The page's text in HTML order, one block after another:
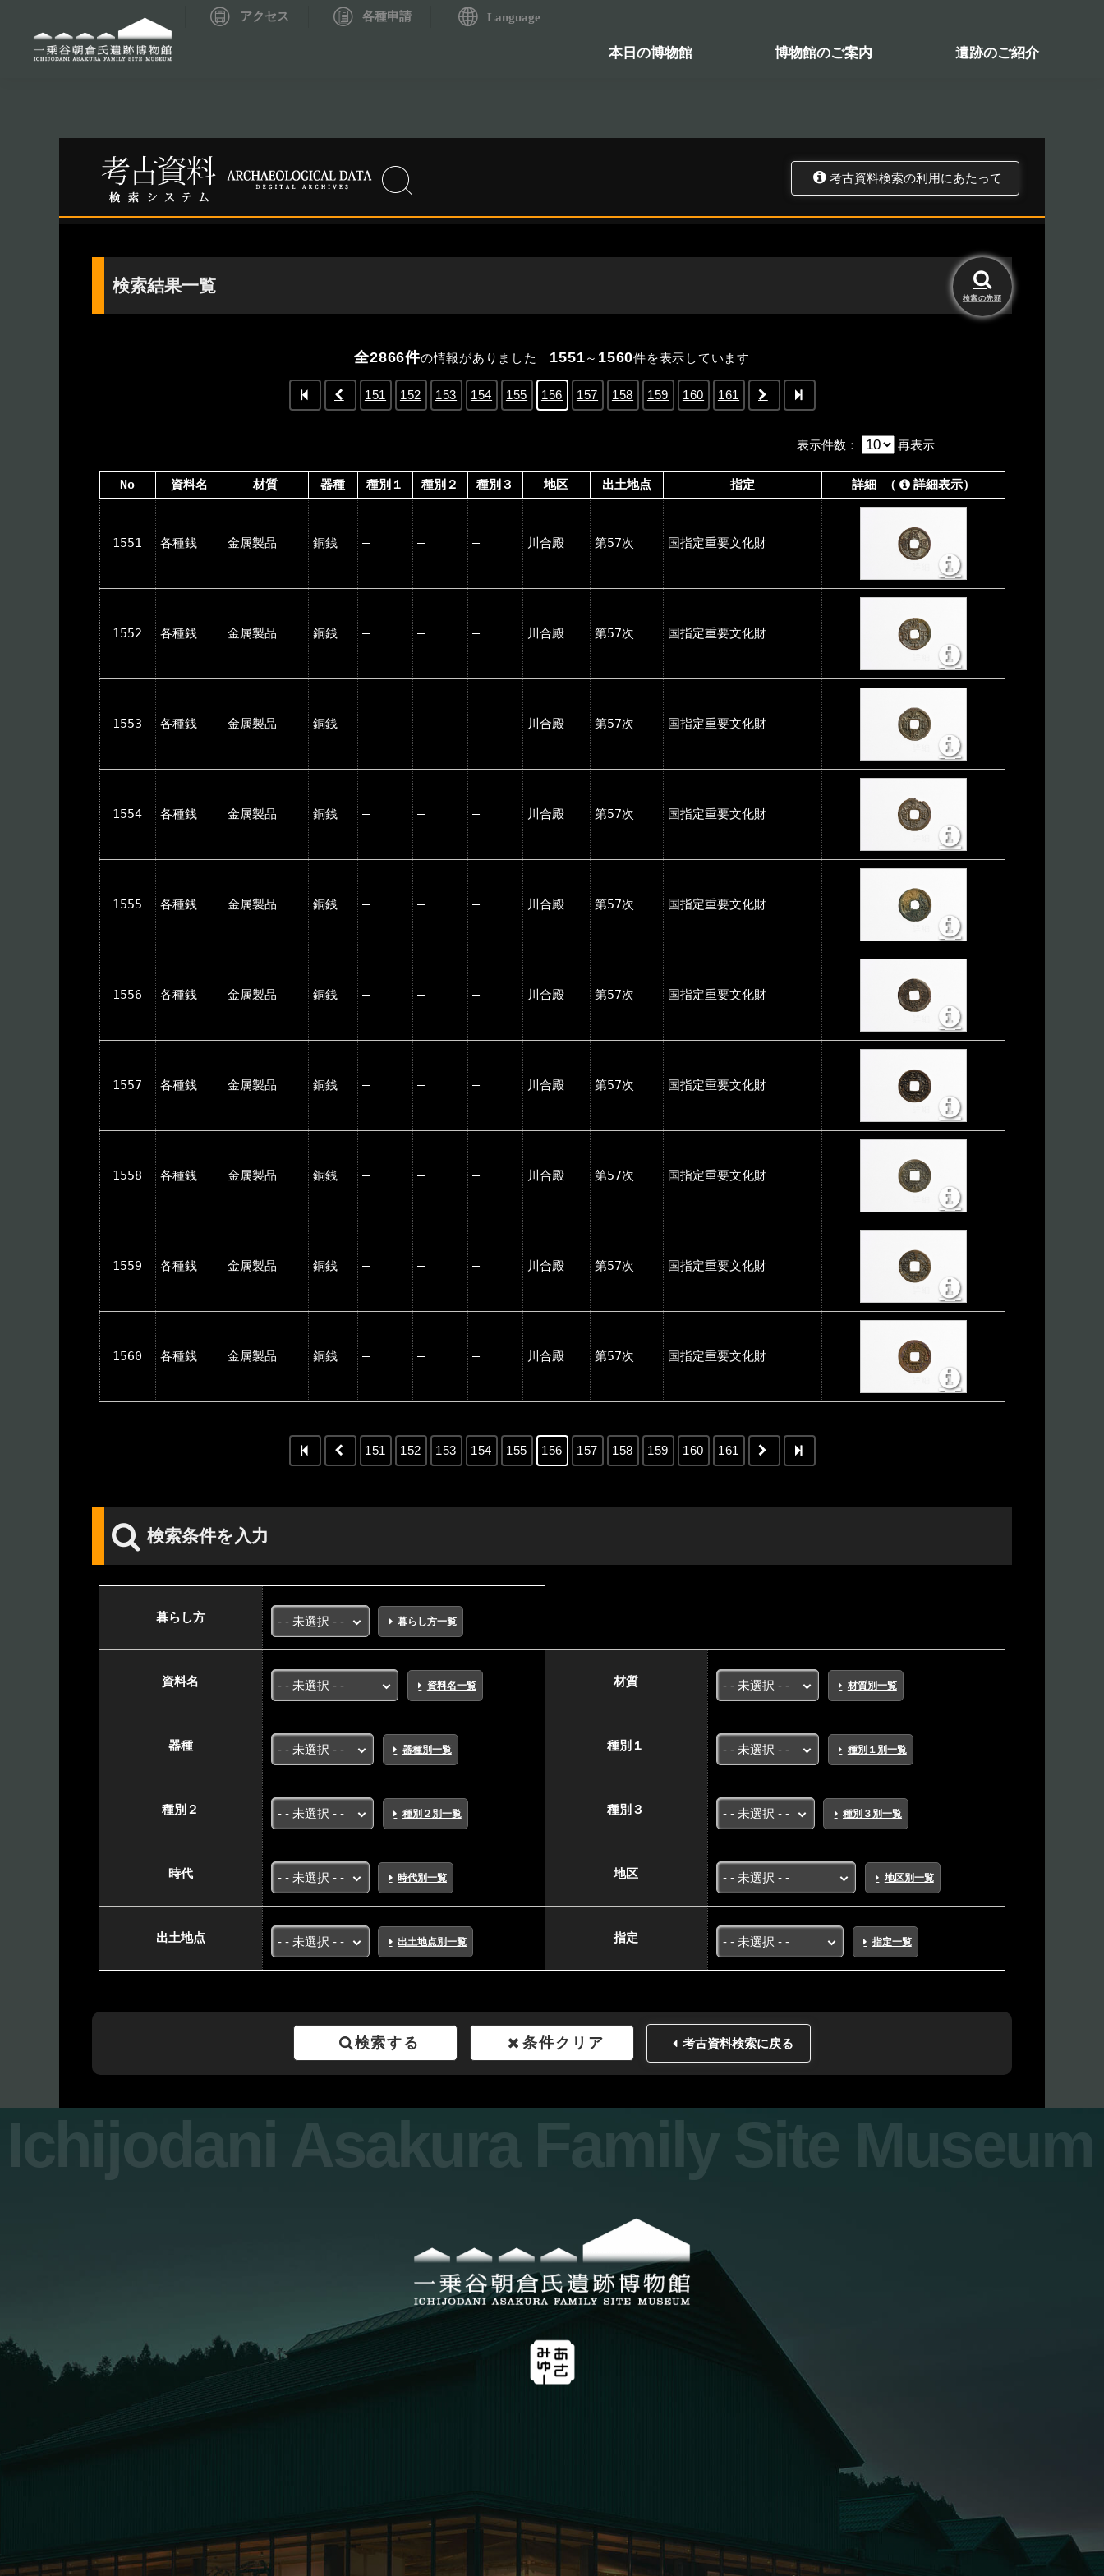
アクセス 各種申請 Language
本日の博物館 博物館のご案内 遺跡のご紹介
資料データベーストップ 考古資料検索システム 歴史資料検索システム
トップ 資料データベース 考古資料検索
考古資料検索の利用にあたって
検索の先頭
検索結果一覧
全2866件の情報がありました 1551～ 1560件を表示しています
151 152 153 154 155 156 157 158 159 160 161
表示件数 ： 再表示
No 資料名 材質 器種 種別１ 種別２ 種別３ 地区 出土地点 指定 詳細 （ 詳細表示）
1551 各種銭 金属製品 銅銭 ― ― ― 川合殿 第57次 国指定重要文化財
1552 各種銭 金属製品 銅銭 ― ― ― 川合殿 第57次 国指定重要文化財
1553 各種銭 金属製品 銅銭 ― ― ― 川合殿 第57次 国指定重要文化財
1554 各種銭 金属製品 銅銭 ― ― ― 川合殿 第57次 国指定重要文化財
1555 各種銭 金属製品 銅銭 ― ― ― 川合殿 第57次 国指定重要文化財
1556 各種銭 金属製品 銅銭 ― ― ― 川合殿 第57次 国指定重要文化財
1557 各種銭 金属製品 銅銭 ― ― ― 川合殿 第57次 国指定重要文化財
1558 各種銭 金属製品 銅銭 ― ― ― 川合殿 第57次 国指定重要文化財
1559 各種銭 金属製品 銅銭 ― ― ― 川合殿 第57次 国指定重要文化財
1560 各種銭 金属製品 銅銭 ― ― ― 川合殿 第57次 国指定重要文化財
151 152 153 154 155 156 157 158 159 160 161
検索条件を入力
暮らし方 暮らし方一覧
資料名 資料名一覧 材質 材質別一覧
器種 器種別一覧 種別１ 種別１別一覧
種別２ 種別２別一覧 種別３ 種別３別一覧
時代 時代別一覧 地区 地区別一覧
出土地点 出土地点別一覧 指定 指定一覧
検索する 条件クリア 考古資料検索に戻る
Ichijodani Asakura Family Site Museum